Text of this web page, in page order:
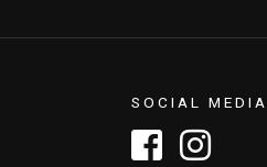
SOCIAL MEDIA